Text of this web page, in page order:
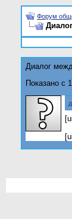
Форум
Диалог
Показано с